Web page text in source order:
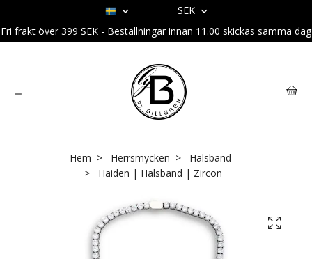
SEK
Fri frakt över 399 SEK - Beställningar innan 11.00 skickas samma dag
Hem Herrsmycken
Halsband
Haiden | Halsband | Zircon